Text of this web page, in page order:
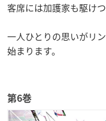
客席には加護家も駆け
一人ひとりの思いがリ
始まります。
第6巻